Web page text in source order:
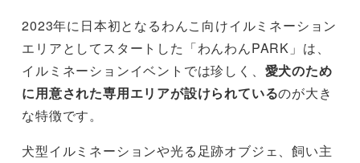
2023年に日本初となるわんこ向けイルミネーション
エリアとしてスタートした「わんわんPARK」は、
イルミネーションイベントでは珍しく、 愛犬のため
に用意された専用エリアが設けられているのが大き
な特徴です。
犬型イルミネーションや光る足跡オブジェ、飼い主